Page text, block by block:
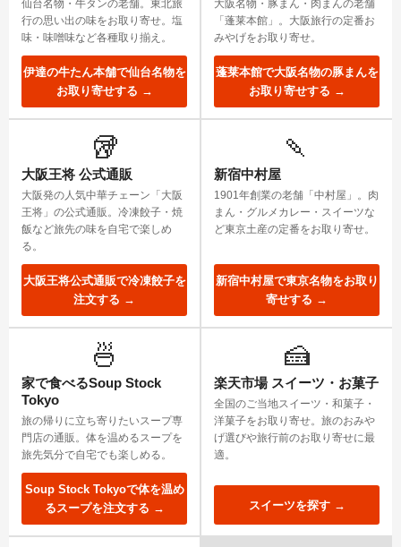
仙台名物・牛タンの老舗。東北旅
行の思い出の味をお取り寄せ。塩
味・味噌味など各種取り揃え。
伊達の牛たん本舗で仙台名物を
お取り寄せする →
大阪名物・豚まん・肉まんの老舗
「蓬莱本館」。大阪旅行の定番お
みやげをお取り寄せ。
蓬莱本館で大阪名物の豚まんを
お取り寄せする →
🥡
大阪王将 公式通販
大阪発の人気中華チェーン「大阪
王将」の公式通販。冷凍餃子・焼
飯など旅先の味を自宅で楽しめ
る。
大阪王将公式通販で冷凍餃子を
注文する →
🍡
新宿中村屋
1901年創業の老舗「中村屋」。肉
まん・グルメカレー・スイーツな
ど東京土産の定番をお取り寄せ。
新宿中村屋で東京名物をお取り
寄せする →
🍜
家で食べるSoup Stock
Tokyo
旅の帰りに立ち寄りたいスープ専
門店の通販。体を温めるスープを
旅先気分で自宅でも楽しめる。
Soup Stock Tokyoで体を温め
るスープを注文する →
🍰
楽天市場 スイーツ・お菓子
全国のご当地スイーツ・和菓子・
洋菓子をお取り寄せ。旅のおみや
げ選びや旅行前のお取り寄せに最
適。
スイーツを探す →